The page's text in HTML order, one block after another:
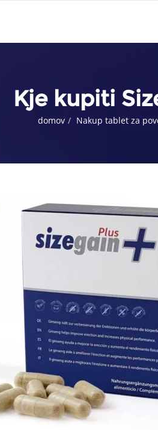
Kje kupiti
domov Nakup tablet za